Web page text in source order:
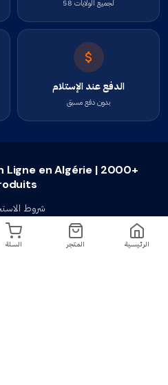
لجميع الولايات 58
الدفع عند الإستلام
بدون دفع مسبق
Ligne en Algérie | 2000+
شروط
سياسة
سياسة الإستبدال
الرئيسية المتجر السلة